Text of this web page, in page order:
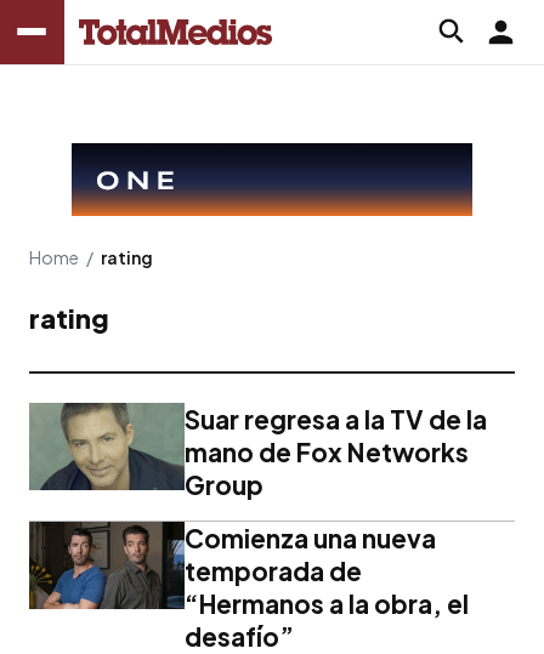
Home / rating
rating
Suar regresa a la TV de la
mano de Fox Networks
Group
Comienza una nueva
temporada de
“Hermanos a la obra, el
desafío”